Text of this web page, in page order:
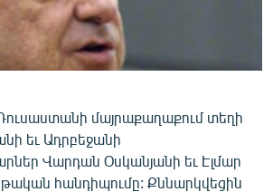
մայրաքաղաքում տեղի
եւ Ադրբեջանի
Վարդան Օսկանյանի եւ Էլմար
հանդիպումը: Քննարկվեցին